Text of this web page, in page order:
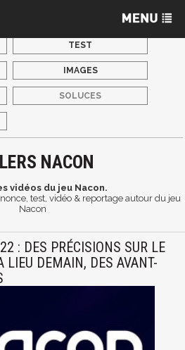
TEST
IMAGES
SOLUCES
NACON
vidéos du jeu Nacon.
test, vidéo & reportage autour du jeu
Nacon
: DES PRÉCISIONS SUR LE
LIEU DEMAIN, DES AVANT-